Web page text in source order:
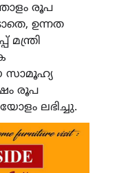
രൂപ
ഉന്നത
മന്ത്രി
സാമൂഹ്യ
രൂപ
ലഭിച്ചു.